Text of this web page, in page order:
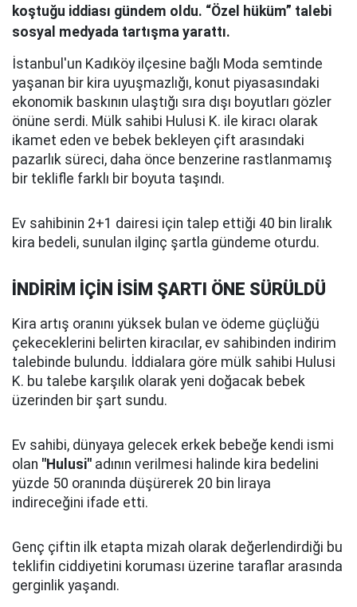
koştuğu iddiası gündem oldu. “Özel hüküm” talebi
sosyal medyada tartışma yarattı.
İstanbul'un Kadıköy ilçesine bağlı Moda semtinde
yaşanan bir kira uyuşmazlığı, konut piyasasındaki
ekonomik baskının ulaştığı sıra dışı boyutları gözler
önüne serdi. Mülk sahibi Hulusi K. ile kiracı olarak
ikamet eden ve bebek bekleyen çift arasındaki
pazarlık süreci, daha önce benzerine rastlanmamış
bir teklifle farklı bir boyuta taşındı.
Ev sahibinin 2+1 dairesi için talep ettiği 40 bin liralık
kira bedeli, sunulan ilginç şartla gündeme oturdu.
İNDİRİM İÇİN İSİM ŞARTI ÖNE SÜRÜLDÜ
Kira artış oranını yüksek bulan ve ödeme güçlüğü
çekeceklerini belirten kiracılar, ev sahibinden indirim
talebinde bulundu. İddialara göre mülk sahibi Hulusi
K. bu talebe karşılık olarak yeni doğacak bebek
üzerinden bir şart sundu.
Ev sahibi, dünyaya gelecek erkek bebeğe kendi ismi
olan "Hulusi" adının verilmesi halinde kira bedelini
yüzde 50 oranında düşürerek 20 bin liraya
indireceğini ifade etti.
Genç çiftin ilk etapta mizah olarak değerlendirdiği bu
teklifin ciddiyetini koruması üzerine taraflar arasında
gerginlik yaşandı.